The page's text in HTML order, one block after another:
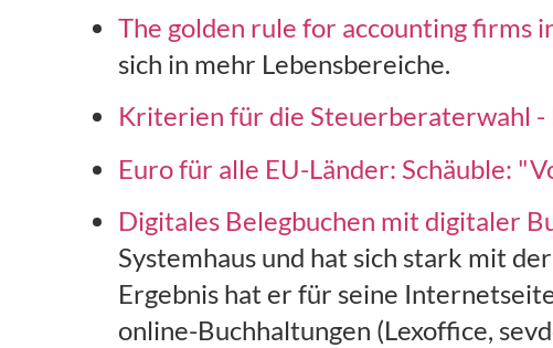
The golden rule for accounting firms
sich in mehr Lebensbereiche.
Kriterien für die Steuerberaterwahl -
Euro für alle EU-Länder: Schäuble:
Digitales Belegbuchen mit digitaler
Systemhaus und hat sich stark mit
Ergebnis hat er für seine
online-Buchhaltungen (Lexoffice,